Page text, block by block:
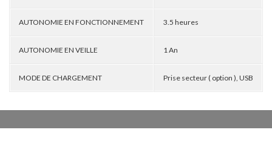
AUTONOMIE EN FONCTIONNEMENT 3.5 heures
AUTONOMIE EN VEILLE 1 An
MODE DE CHARGEMENT Prise secteur ( option ), USB